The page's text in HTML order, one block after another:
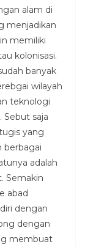
alam di
menjadikan
memiliki
kolonisasi.
banyak
wilayah
teknologi
saja
yang
berbagai
adalah
Semakin
abad
dengan
dengan
membuat